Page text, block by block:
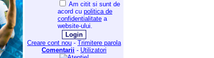
Am citit si sunt de
acord cu politica de
confidentialitate a
website-ului.
Creare cont nou - Trimitere parola
Comentarii - Utilizatori